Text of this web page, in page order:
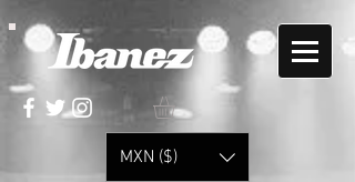
MXN ($)